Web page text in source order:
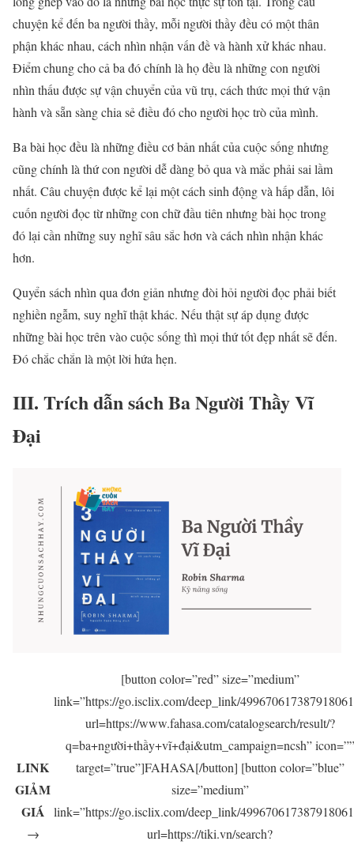
chuyện kể đến ba người thầy, mỗi người thầy đều có một thân
phận khác nhau, cách nhìn nhận vấn đề và hành xử khác nhau.
Điểm chung cho cả ba đó chính là họ đều là những con người
nhìn thấu được sự vận chuyển của vũ trụ, cách thức mọi thứ vận
hành và sẵn sàng chia sẻ điều đó cho người học trò của mình.
Ba bài học đều là những điều cơ bản nhất của cuộc sống nhưng
cũng chính là thứ con người dễ dàng bỏ qua và mắc phải sai lầm
nhất. Câu chuyện được kể lại một cách sinh động và hấp dẫn, lôi
cuốn người đọc từ những con chữ đầu tiên nhưng bài học trong
đó lại cần những suy nghĩ sâu sắc hơn và cách nhìn nhận khác
hơn.
Quyển sách nhìn qua đơn giản nhưng đòi hỏi người đọc phải biết
nghiền ngẫm, suy nghĩ thật khác. Nếu thật sự áp dụng được
những bài học trên vào cuộc sống thì mọi thứ tốt đẹp nhất sẽ đến.
Đó chắc chắn là một lời hứa hẹn.
III. Trích dẫn sách Ba Người Thầy Vĩ
Đại
LINK
GIẢM
GIÁ
→
[button color=”red” size=”medium”
link=”https://go.isclix.com/deep_link/
url=https://www.fahasa.com/catalogsearch/result/?
q=ba+người+thầy+vĩ+đại&utm_campaign=ncsh” icon=””
target=”true”]FAHASA[/button] [button color=”blue”
size=”medium”
link=”https://go.isclix.com/deep_link/
url=https://tiki.vn/search?